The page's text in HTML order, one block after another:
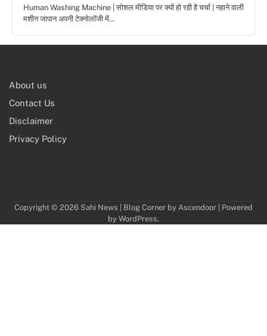
Human Washing Machine | सोशल मीडिया पर क्यों हो रही है चर्चा | नहाने वाली
मशीन जापान अपनी टेक्नोलॉजी में…
About us
Contact Us
Disclaimer
Privacy Policy
Copyright © 2026 Sahi News | Blog Corner by Ascendoor | Powered
by WordPress.